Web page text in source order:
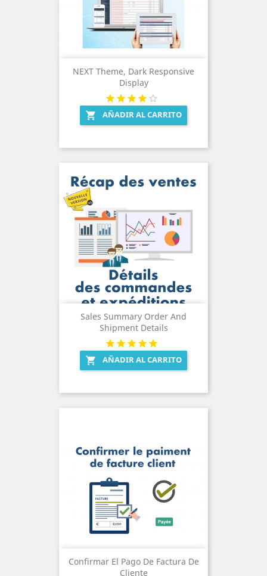
NEXT Theme, Dark Responsive
Display
 AÑADIR AL CARRITO
Sales Summary Order And
Shipment Details
 AÑADIR AL CARRITO
Confirmar El Pago De Factura De
Cliente